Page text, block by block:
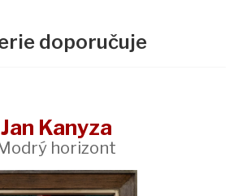
doporučuje
Jan Kanyza
horizont